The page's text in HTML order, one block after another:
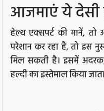
आजमाएं ये देसी
हेल्थ एक्सपर्ट की मानें,
परेशान कर रहा है, तो इस
मिल सकती है। इसमें
हल्दी का इस्तेमाल किया